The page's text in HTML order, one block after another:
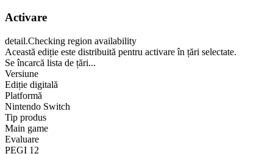
Activare
detail.Checking region availability
Această ediție este distribuită pentru activare în țări selectate.
Se încarcă lista de țări...
Versiune
Ediție digitală
Platformă
Nintendo Switch
Tip produs
Main game
Evaluare
PEGI 12